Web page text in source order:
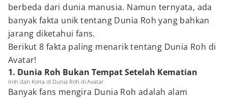
berbeda dari dunia manusia. Namun ternyata, ada
banyak fakta unik tentang Dunia Roh yang bahkan
jarang diketahui fans.
Berikut 8 fakta paling menarik tentang Dunia Roh di
Avatar!
1. Dunia Roh Bukan Tempat Setelah Kematian
Iroh dan Korra di Dunia Roh di Avatar
Banyak fans mengira Dunia Roh adalah alam